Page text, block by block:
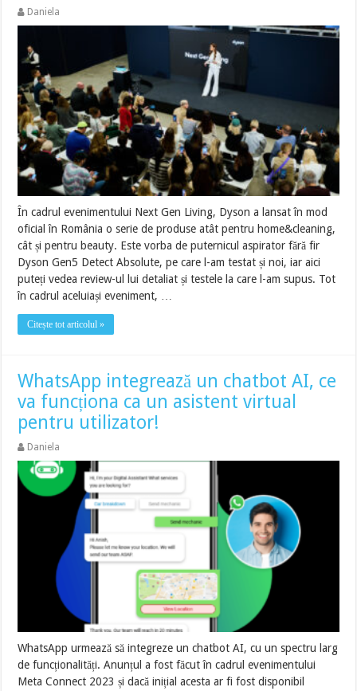
Daniela
În cadrul evenimentului Next Gen Living, Dyson a lansat în mod
oficial în România o serie de produse atât pentru home&cleaning,
cât și pentru beauty. Este vorba de puternicul aspirator fără fir
Dyson Gen5 Detect Absolute, pe care l-am testat și noi, iar aici
puteți vedea review-ul lui detaliat și testele la care l-am supus. Tot
în cadrul aceluiași eveniment, …
Citește tot articolul »
WhatsApp integrează un chatbot AI, ce
va funcționa ca un asistent virtual
pentru utilizator!
Daniela
WhatsApp urmează să integreze un chatbot AI, cu un spectru larg
de funcționalități. Anunțul a fost făcut în cadrul evenimentului
Meta Connect 2023 și dacă inițial acesta ar fi fost disponibil